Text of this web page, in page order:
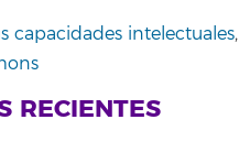
capacidades intelectuales,
RECIENTES